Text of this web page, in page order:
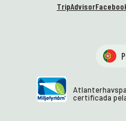
TripAdvisor
certificada